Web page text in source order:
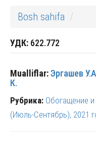
Bosh sahifa
УДК: 622.772
Mualliflar: Эргашев
К.
Рубрика: Обогащение и
(Июль-Сентябрь), 2021